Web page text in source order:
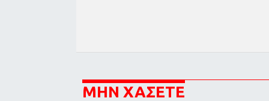
ΜΗΝ ΧΑΣΕΤΕ